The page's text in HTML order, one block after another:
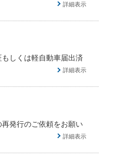
詳細表示
しくは軽自動車届出済
詳細表示
発行のご依頼をお願い
詳細表示